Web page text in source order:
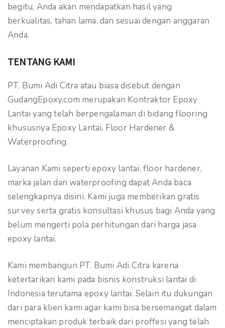
begitu, Anda akan mendapatkan hasil yang
berkualitas, tahan lama, dan sesuai dengan anggaran
Anda.
TENTANG KAMI
PT. Bumi Adi Citra atau biasa disebut dengan
GudangEpoxy.com merupakan Kontraktor Epoxy
Lantai yang telah berpengalaman di bidang flooring
khususnya Epoxy Lantai, Floor Hardener &
Waterproofing.
Layanan Kami seperti epoxy lantai, floor hardener,
marka jalan dan waterproofing dapat Anda baca
selengkapnya disini. Kami juga memberikan gratis
survey serta gratis konsultasi khusus bagi Anda yang
belum mengerti pola perhitungan dari harga jasa
epoxy lantai.
Kami membangun PT. Bumi Adi Citra karena
ketertarikan kami pada bisnis konstruksi lantai di
Indonesia terutama epoxy lantai. Selain itu dukungan
dari para klien kami agar kami bisa bersemangat dalam
menciptakan produk terbaik dari proffesi yang telah